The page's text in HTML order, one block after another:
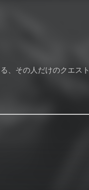
、その人だけのクエスト